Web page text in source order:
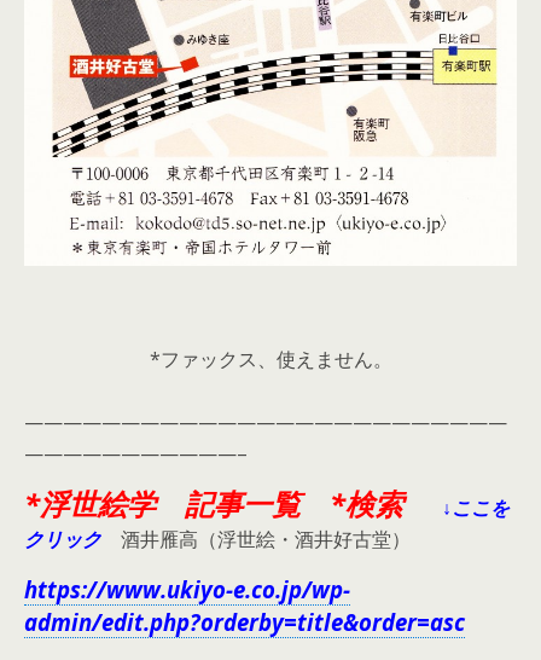
*ファックス、使えません。
—————————————————————————
———————————–
*浮世絵学 記事一覧 *検索
↓ここを
クリック 酒井雁高（浮世絵・酒井好古堂）
https://www.ukiyo-e.co.jp/wp-
admin/edit.php?orderby=title&order=asc